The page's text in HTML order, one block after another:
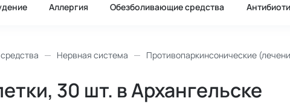
Аллергия Обезболивающие средства
Нервная система Противопаркинсонические
30 шт. в Архангельске